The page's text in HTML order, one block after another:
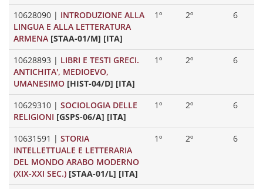
10628090 | INTRODUZIONE ALLA
LINGUA E ALLA LETTERATURA
ARMENA [STAA-01/M] [ITA]
1º 2º 6
10628893 | LIBRI E TESTI GRECI.
ANTICHITA', MEDIOEVO,
UMANESIMO [HIST-04/D] [ITA]
1º 2º 6
10629310 | SOCIOLOGIA DELLE
RELIGIONI [GSPS-06/A] [ITA]
1º 2º 6
10631591 | STORIA
INTELLETTUALE E LETTERARIA
DEL MONDO ARABO MODERNO
(XIX-XXI SEC.) [STAA-01/L] [ITA]
1º 2º 6